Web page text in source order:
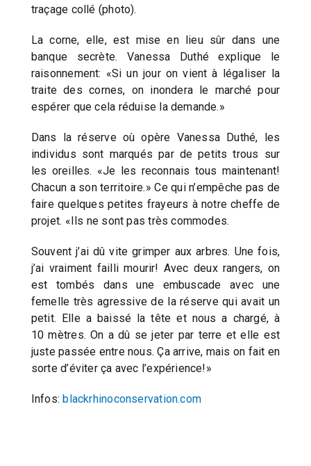
traçage collé (photo).
La corne, elle, est mise en lieu sûr dans une
banque secrète. Vanessa Duthé explique le
raisonnement: «Si un jour on vient à légaliser la
traite des cornes, on inondera le marché pour
espérer que cela réduise la demande.»
Dans la réserve où opère Vanessa Duthé, les
individus sont marqués par de petits trous sur
les oreilles. «Je les reconnais tous maintenant!
Chacun a son territoire.» Ce qui n’empêche pas de
faire quelques petites frayeurs à notre cheffe de
projet. «Ils ne sont pas très commodes.
Souvent j’ai dû vite grimper aux arbres. Une fois,
j’ai vraiment failli mourir! Avec deux rangers, on
est tombés dans une embuscade avec une
femelle très agressive de la réserve qui avait un
petit. Elle a baissé la tête et nous a chargé, à
10 mètres. On a dû se jeter par terre et elle est
juste passée entre nous. Ça arrive, mais on fait en
sorte d’éviter ça avec l’expérience!»
Infos:blackrhinoconservation.com